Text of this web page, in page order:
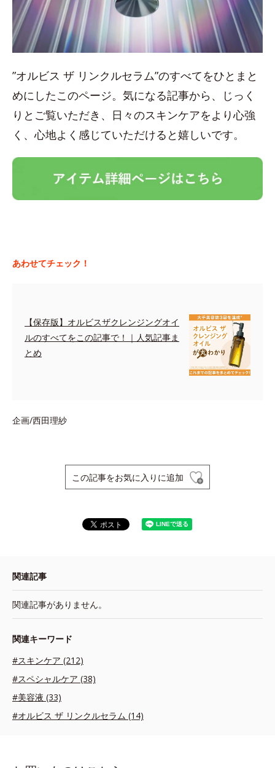
”オルビス ザ リンクルセラム”のすべてをひとまと
めにしたこのページ。気になる記事から、じっく
りとご覧いただき、日々のスキンケアをより心強
く、心地よく感じていただけると嬉しいです。
あわせてチェック！
【保存版】オルビスザクレンジングオイ
ルのすべてをこの記事で！｜人気記事ま
とめ
企画/西田理紗
この記事をお気に入りに追加
関連記事
関連記事がありません。
関連キーワード
#スキンケア (212)
#スペシャルケア (38)
#美容液 (33)
#オルビス ザ リンクルセラム (14)